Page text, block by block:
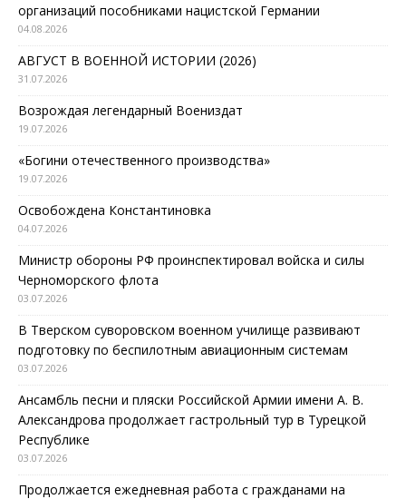
организаций пособниками нацистской Германии
04.08.2026
АВГУСТ В ВОЕННОЙ ИСТОРИИ (2026)
31.07.2026
Возрождая легендарный Воениздат
19.07.2026
«Богини отечественного производства»
19.07.2026
Освобождена Константиновка
04.07.2026
Министр обороны РФ проинспектировал войска и силы
Черноморского флота
03.07.2026
В Тверском суворовском военном училище развивают
подготовку по беспилотным авиационным системам
03.07.2026
Ансамбль песни и пляски Российской Армии имени А. В.
Александрова продолжает гастрольный тур в Турецкой
Республике
03.07.2026
Продолжается ежедневная работа с гражданами на